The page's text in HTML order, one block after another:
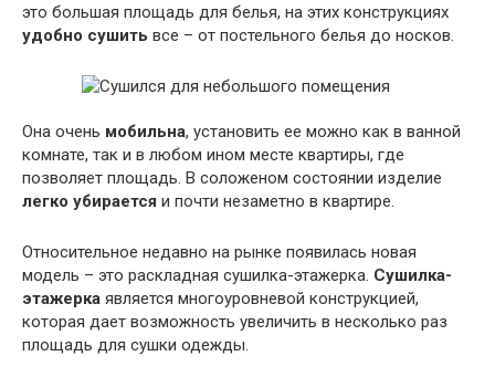
это большая площадь для белья, на этих конструкциях
удобно сушить все – от постельного белья до носков.
Она очень мобильна, установить ее можно как в ванной
комнате, так и в любом ином месте квартиры, где
позволяет площадь. В соложеном состоянии изделие
легко убирается и почти незаметно в квартире.
Относительное недавно на рынке появилась новая
модель – это раскладная сушилка-этажерка. Сушилка-
этажерка является многоуровневой конструкцией,
которая дает возможность увеличить в несколько раз
площадь для сушки одежды.